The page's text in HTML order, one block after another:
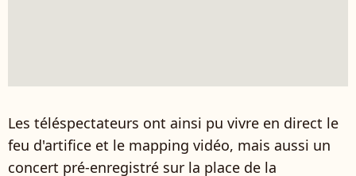
Les téléspectateurs ont ainsi pu vivre en direct le
feu d'artifice et le mapping vidéo, mais aussi un
concert pré-enregistré sur la place de la